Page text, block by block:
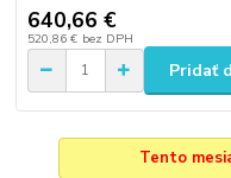
640,66 €
520,86 € bez DPH
Pridať
Tento